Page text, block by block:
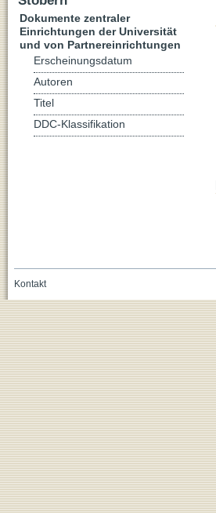
Dokumente zentraler
Einrichtungen der Universität
und von Partnereinrichtungen
Erscheinungsdatum
Autoren
Titel
DDC-Klassifikation
Kontakt